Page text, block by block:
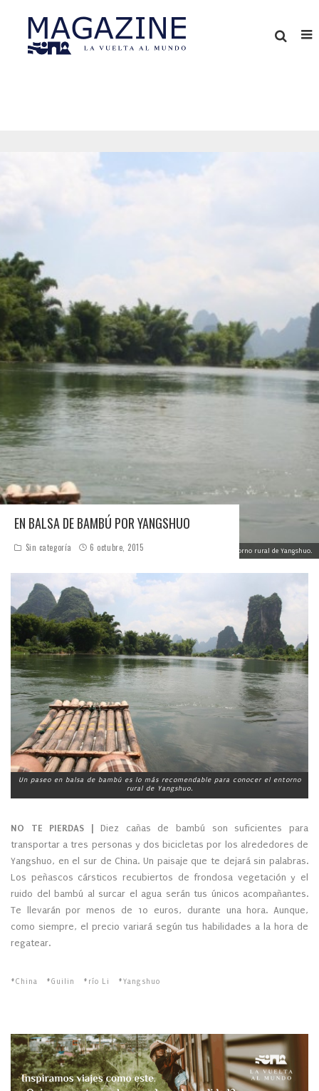
Un paseo en balsa de bambú es lo más recomendable para conocer el entorno rural de Yangshuo.
EN BALSA DE BAMBÚ POR YANGSHUO
Sin categoría 6 octubre, 2015
Un paseo en balsa de bambú es lo más recomendable para conocer el entorno
rural de Yangshuo.
NO TE PIERDAS |
Diez cañas de bambú son suficientes para
transportar a tres personas y dos bicicletas por los alrededores de
Yangshuo, en el sur de China. Un paisaje que te dejará sin palabras.
Los peñascos cársticos recubiertos de frondosa vegetación y el
ruido del bambú al surcar el agua serán tus únicos acompañantes.
Te llevarán por menos de 10 euros, durante una hora. Aunque,
como siempre, el precio variará según tus habilidades a la hora de
regatear.
China Guilin río Li Yangshuo